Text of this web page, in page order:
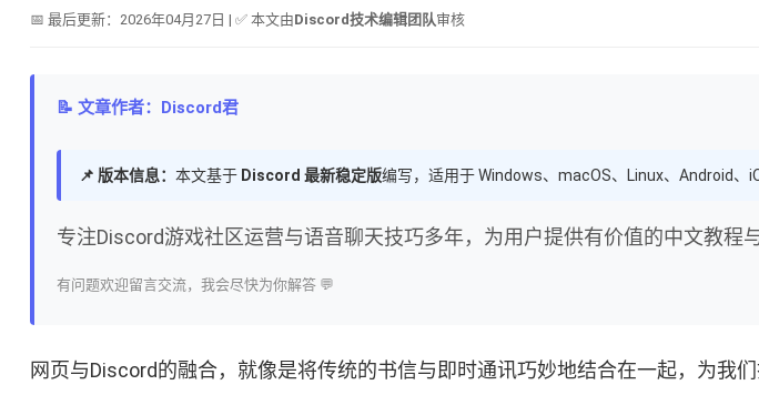
📅 最后更新：2026年04月27日 | ✅ 本文由Discord技术编辑团队审核
📝 文章作者：Discord君
📌 版本信息： 本文基于 Discord 最新稳定版编写，适用于 Windows、macOS、Linux、Android、
专注Discord游戏社区运营与语音聊天技巧多年，为用户提供有价值的中文教程
有问题欢迎留言交流，我会尽快为你解答 💬
网页与Discord的融合，就像是将传统的书信与即时通讯巧妙地结合在一起，为